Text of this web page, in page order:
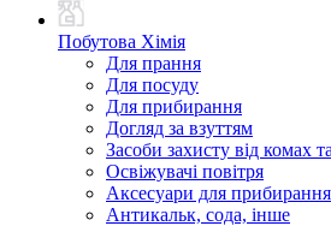
Побутова Хімія
Для прання
Для посуду
Для прибирання
Догляд за взуттям
Засоби захисту від комах
Освіжувачі повітря
Аксесуари для прибирання
Антикальк, сода, інше